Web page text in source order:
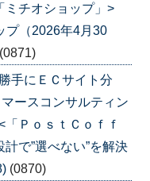
チオショップ」>
プ（2026年4月30
(0871)
手にＥＣサイト分
ースコンサルティン
ＰｏｓｔＣｏｆｆ
で”選べない”を解決
(0870)